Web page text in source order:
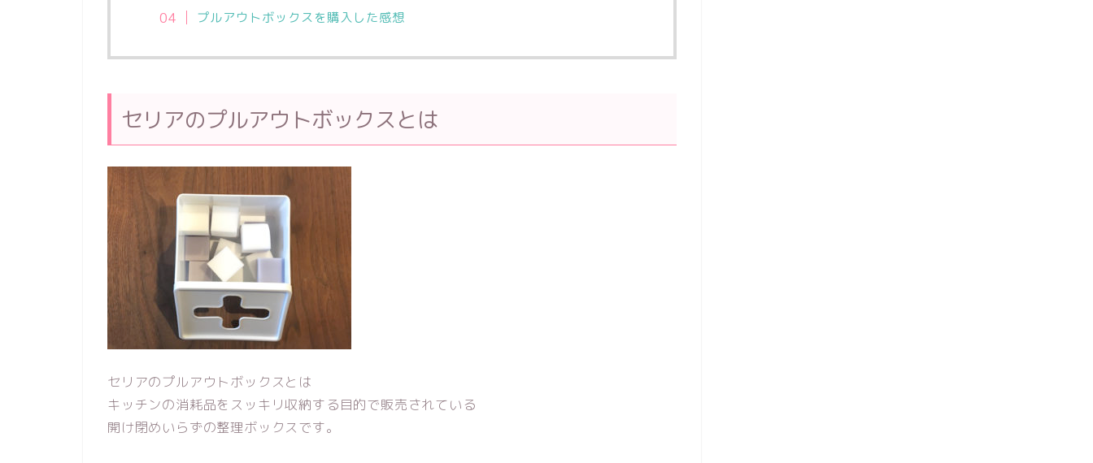
プルアウトボックスを購入した感想
セリアのプルアウトボックスとは
セリアのプルアウトボックスとは
キッチンの消耗品をスッキリ収納する目的で販売されている
開け閉めいらずの整理ボックスです。